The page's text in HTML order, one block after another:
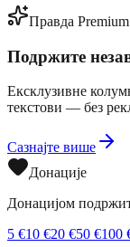
Правда Premium
Подржите
Ексклузивне
текстови — без
Сазнајте више
Донације
Донацијом
5 €10 €20 €50 €100